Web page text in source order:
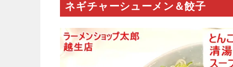
ネギチャーシューメン＆餃子